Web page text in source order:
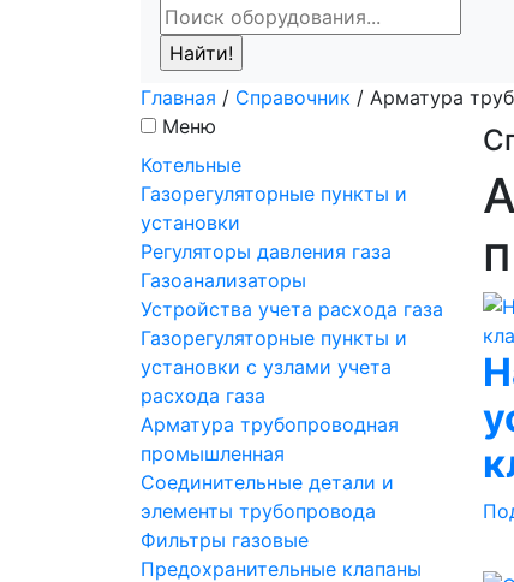
Главная / Справочник / Арматура
Меню
Котельные
Газорегуляторные пункты и
установки
Регуляторы давления газа
Газоанализаторы
Устройства учета расхода газа
Газорегуляторные пункты и
установки с узлами учета
расхода газа
Арматура трубопроводная
промышленная
Соединительные детали и
элементы трубопровода
Фильтры газовые
Предохранительные клапаны